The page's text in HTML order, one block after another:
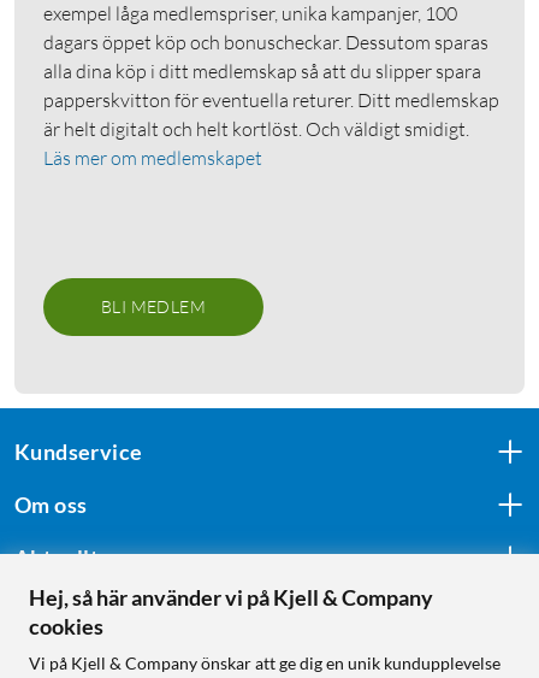
exempel låga medlemspriser, unika kampanjer, 100
dagars öppet köp och bonuscheckar. Dessutom sparas
alla dina köp i ditt medlemskap så att du slipper spara
papperskvitton för eventuella returer. Ditt medlemskap
är helt digitalt och helt kortlöst. Och väldigt smidigt.
Läs mer om medlemskapet
BLI MEDLEM
Kundservice
Om oss
Aktuellt
Följ oss
Hej, så här använder vi på Kjell & Company
cookies
Vi på Kjell & Company önskar att ge dig en unik kundupplevelse